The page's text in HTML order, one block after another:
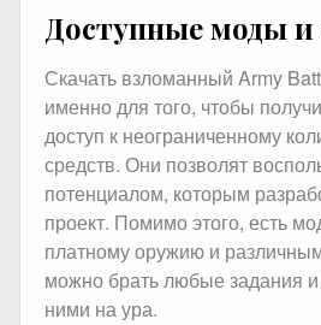
Доступные моды
Скачать взломанный Army
именно для того, чтобы
доступ к неограниченному
средств. Они позволят
потенциалом, которым
проект. Помимо этого, есть
платному оружию и
можно брать любые задания и
ними на ура.